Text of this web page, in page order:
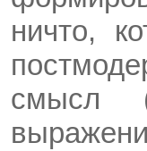
ничто,
смысл